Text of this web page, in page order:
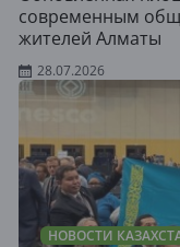
современным
жителей Алматы
28.07.2026
НОВОСТИ